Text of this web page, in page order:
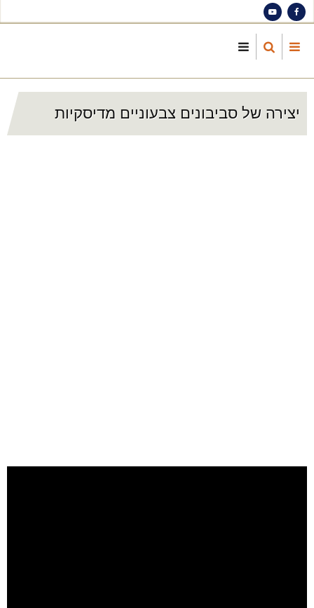
יצירה של סביבונים צבעוניים מדיסקיות